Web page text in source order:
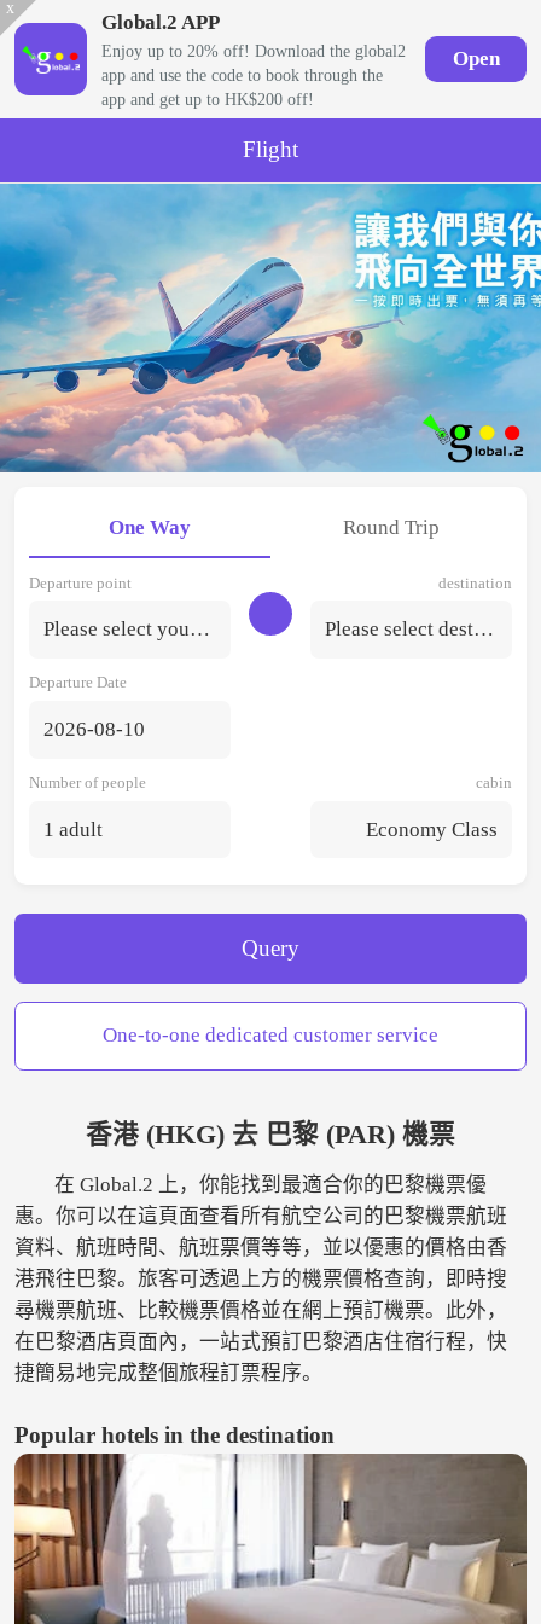
x
Global.2 APP
Enjoy up to 20% off! Download the global2
app and use the code to book through the
app and get up to HK$200 off!
Open
Flight
One Way Round Trip
Departure point
Please select your departure point.
destination
Please select destination
Departure Date
2026-08-10
Number of people
1 adult
cabin
Economy Class
Query
One-to-one dedicated customer service
香港 (HKG) 去 巴黎 (PAR) 機票
在 Global.2 上，你能找到最適合你的巴黎機票優
惠。你可以在這頁面查看所有航空公司的巴黎機票航班
資料、航班時間、航班票價等等，並以優惠的價格由香
港飛往巴黎。旅客可透過上方的機票價格查詢，即時搜
尋機票航班、比較機票價格並在網上預訂機票。此外，
在巴黎酒店頁面內，一站式預訂巴黎酒店住宿行程，快
捷簡易地完成整個旅程訂票程序。
Popular hotels in the destination